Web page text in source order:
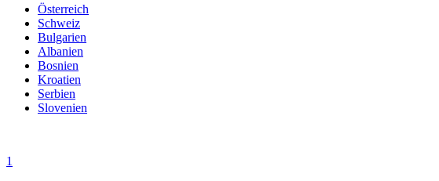
Österreich
Schweiz
Bulgarien
Albanien
Bosnien
Kroatien
Serbien
Slovenien
1